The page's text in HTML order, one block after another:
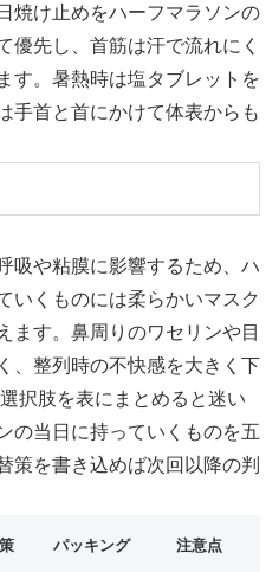
焼け止めをハーフマラソンの
優先し、首筋は汗で流れにく
す。暑熱時は塩タブレットを
手首と首にかけて体表からも
吸や粘膜に影響するため、ハ
いくものには柔らかいマスク
ます。鼻周りのワセリンや目
、整列時の不快感を大きく下
択肢を表にまとめると迷い
の当日に持っていくものを五
策を書き込めば次回以降の判
パッキング 注意点